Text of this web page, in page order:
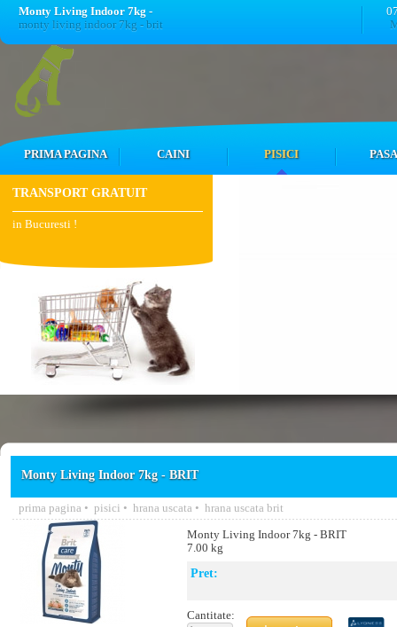
Monty Living Indoor 7kg -
monty living indoor 7kg - brit
PRIMA PAGINA CAINI PISICI
TRANSPORT GRATUIT
in Bucuresti !
Monty Living Indoor 7kg - BRIT
prima pagina • pisici • hrana uscata • hrana uscata brit
Monty Living Indoor 7kg - BRIT
7.00 kg
Pret:
Cantitate: